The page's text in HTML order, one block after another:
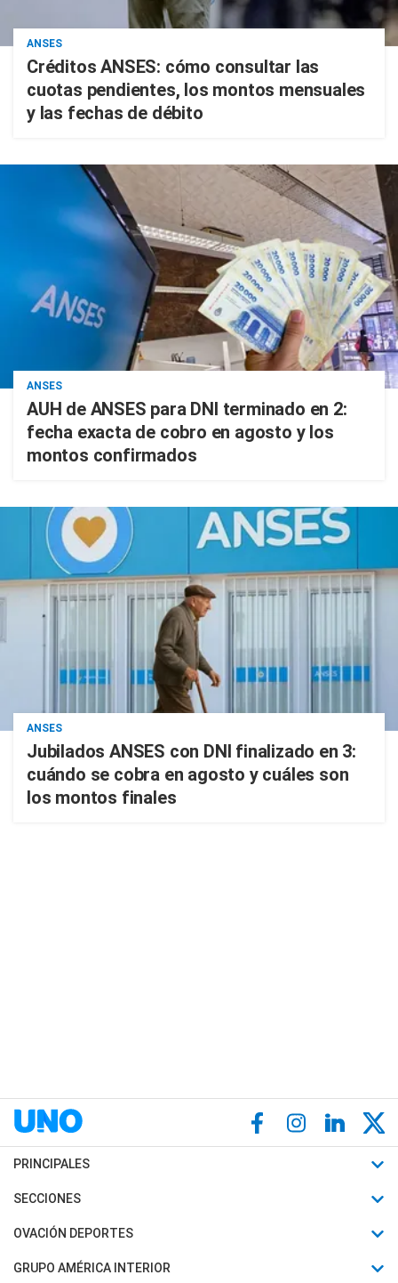
ANSES
Créditos ANSES: cómo consultar las
cuotas pendientes, los montos mensuales
y las fechas de débito
ANSES
AUH de ANSES para DNI terminado en 2:
fecha exacta de cobro en agosto y los
montos confirmados
ANSES
Jubilados ANSES con DNI finalizado en 3:
cuándo se cobra en agosto y cuáles son
los montos finales
PRINCIPALES
Últimas Noticias
Política
SECCIONES
Horóscopo
Motores
OVACIÓN DEPORTES
Fútbol
GRUPO AMÉRICA INTERIOR